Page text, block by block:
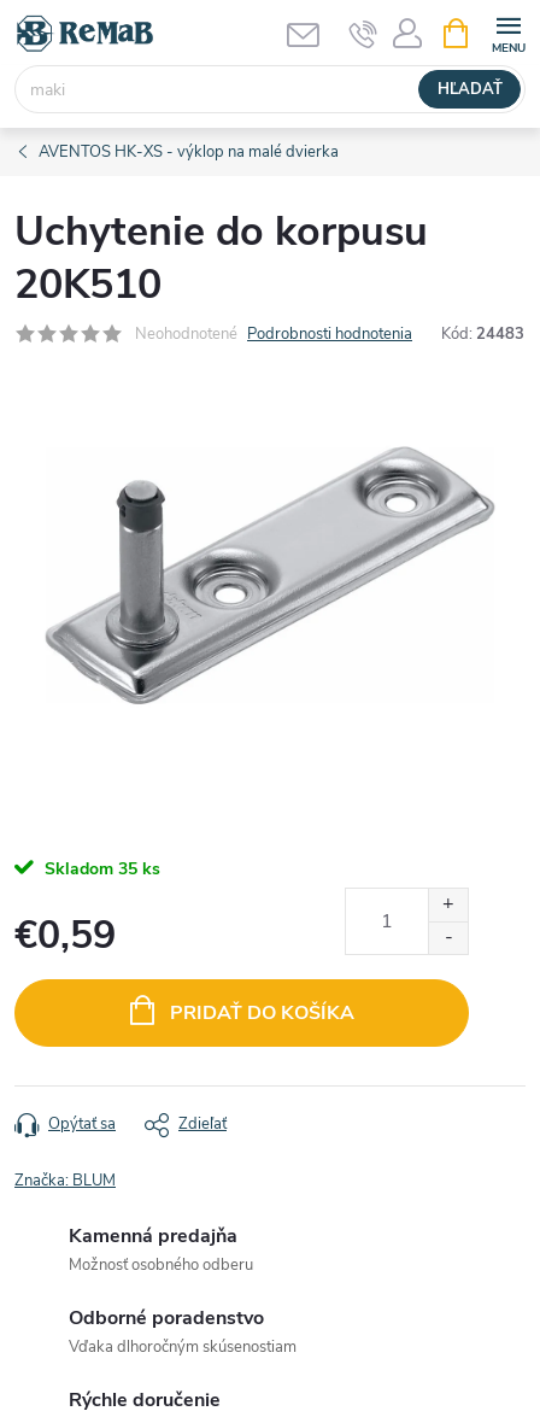
Prejsť
obsah
HĽADAŤ
KOŠÍK
AVENTOS HK-XS - výklop na malé dvierka
Uchytenie do korpusu
20K510
Neohodnotené Podrobnosti hodnotenia Kód: 24483
Skladom 35 ks
€0,59
cena:
PRIDAŤ DO KOŠÍKA
Opýtať sa Zdieľať
Značka: BLUM
Kamenná predajňa
Možnosť osobného odberu
Odborné poradenstvo
Vďaka dlhoročným skúsenostiam
Rýchle doručenie